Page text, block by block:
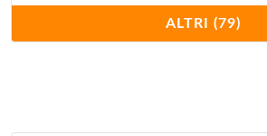
Consolato del Canada
via Vittor Pisani 19, Milano
ALTRI (79)